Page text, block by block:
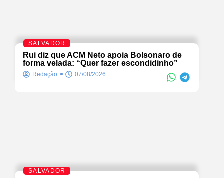
SALVADOR
Rui diz que ACM Neto apoia Bolsonaro de
forma velada: “Quer fazer escondidinho”
Redação 07/08/2026
SALVADOR